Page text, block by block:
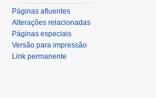
Páginas afluentes
Alterações relacionadas
Páginas especiais
Versão para impressão
Link permanente